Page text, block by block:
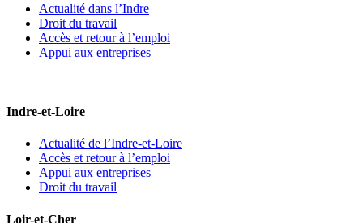
Actualité dans l’Indre
Droit du travail
Accès et retour à l’emploi
Appui aux entreprises
Indre-et-Loire
Actualité de l’Indre-et-Loire
Accès et retour à l’emploi
Appui aux entreprises
Droit du travail
Loir-et-Cher